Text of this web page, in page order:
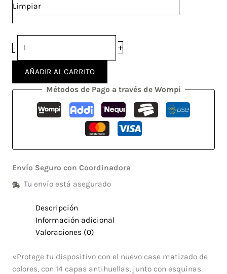
Limpiar
- +
AÑADIR AL CARRITO
Métodos de Pago a través de Wompi
Envío Seguro con Coordinadora
Tu envío está asegurado
Descripción
Información adicional
Valoraciones (0)
«Protege tu dispositivo con el nuevo case matizado de
colores, con 14 capas antihuellas, junto con esquinas